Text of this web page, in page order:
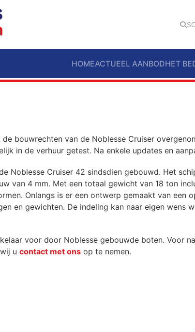
HOMEACTUEEL AANBODHET
bouwrechten van de Noblesse Cruiser
in de verhuur getest. Na enkele updates en
Noblesse Cruiser 42 sindsdien gebouwd. Het
van 4 mm. Met een totaal gewicht van 18 ton
Onlangs is er een ontwerp gemaakt van een
en gewichten. De indeling kan naar eigen wens
voor door Noblesse gebouwde boten. Voor
u contact met ons op te nemen.